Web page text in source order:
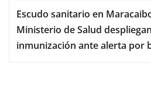
Escudo sanitario en
Ministerio de Salud
inmunización ante alerta por